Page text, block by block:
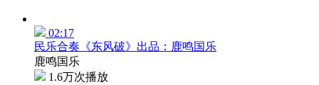
02:17
民乐合奏《东风破》出品：鹿鸣国乐
鹿鸣国乐
1.6万次播放